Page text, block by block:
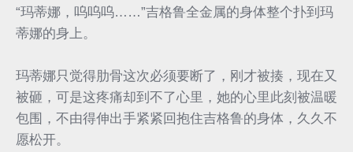
“玛蒂娜，呜呜呜……”吉格鲁全金属的身体整个扑到玛
蒂娜的身上。
玛蒂娜只觉得肋骨这次必须要断了，刚才被揍，现在又
被砸，可是这疼痛却到不了心里，她的心里此刻被温暖
包围，不由得伸出手紧紧回抱住吉格鲁的身体，久久不
愿松开。